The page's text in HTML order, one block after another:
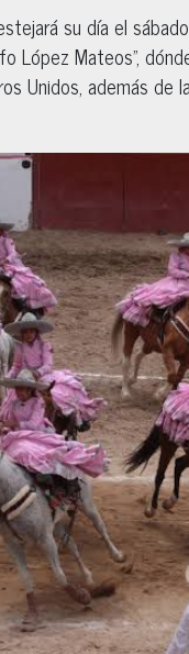
su día el
López Mateos”,
Unidos, además de